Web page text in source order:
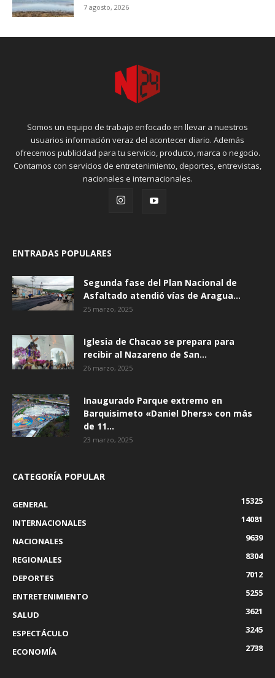
7 agosto, 2026
Somos un equipo de trabajo enfocado en llevar a nuestros
usuarios información veraz del acontecer diario. Además
ofrecemos publicidad para tu servicio, producto, marca o negocio.
Contamos con servicios de entretenimiento, deportes, entrevistas,
nacionales e internacionales.
ENTRADAS POPULARES
Segunda fase del Plan Nacional de
Asfaltado atendió vías de Aragua...
25 marzo, 2025
Iglesia de Chacao se prepara para
recibir al Nazareno de San...
26 marzo, 2025
Inaugurado Parque extremo en
Barquisimeto «Daniel Dhers» con más
de 11...
23 marzo, 2025
CATEGORÍA POPULAR
GENERAL
15325
INTERNACIONALES
14081
NACIONALES
9639
REGIONALES
8304
DEPORTES
7012
ENTRETENIMIENTO
5255
SALUD
3621
ESPECTÁCULO
3245
ECONOMÍA
2738